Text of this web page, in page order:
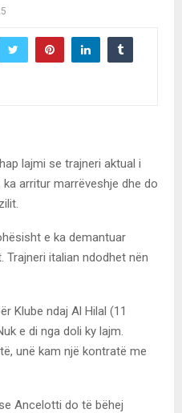
lajmi se trajneri aktual i
arritur marrëveshje dhe do
e ka demantuar
Trajneri italian ndodhet nën
Klube ndaj Al Hilal (11
e di nga doli ky lajm.
unë kam një kontratë me
Ancelotti do të bëhej